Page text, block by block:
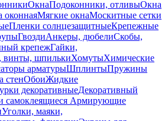
ОкнаПодоконники, отливыОкна
оконнаяМягкие окнаМоскитные сетки
Пленки солнцезащитныеКрепежные
ГвоздиАнкеры, дюбелиСкобы,
крепежГайки,
винты, шпилькиХомутыХимические
арматурыШплинтыПружины
стенОбоиЖидкие
декоративныеДекоративный
самоклеящиеся Армирующие
Уголки, маяки,